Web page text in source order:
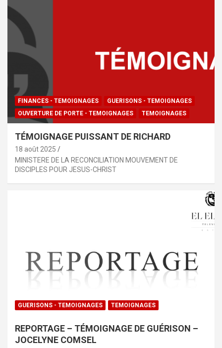
FINANCES - TEMOIGNAGES
GUERISONS - TEMOIGNAGES
OUVERTURE DE PORTE - TEMOIGNAGES
TEMOIGNAGES
TÉMOIGNAGE PUISSANT DE RICHARD
18 août 2025
MINISTERE DE LA RECONCILIATION MOUVEMENT DE
DISCIPLES POUR JESUS-CHRIST
GUERISONS - TEMOIGNAGES TEMOIGNAGES
REPORTAGE – TÉMOIGNAGE DE GUÉRISON –
JOCELYNE COMSEL